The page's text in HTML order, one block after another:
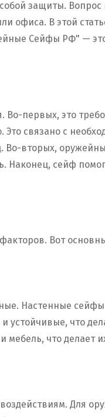
защиты.
офиса. В этой
Сейфы РФ" —
первых, это
связано с
Во-вторых,
сейф
Вот
Настенные сейфы
что
что делает
Для